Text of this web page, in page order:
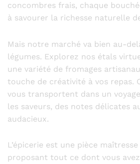
concombres frais, chaque
à savourer la richesse naturelle
Mais notre marché va bien au-
légumes. Explorez nos étals
une variété de fromages
touche de créativité à vos repas.
vous transportent dans un
les saveurs, des notes délicates
audacieux.
L’épicerie est une pièce
proposant tout ce dont vous